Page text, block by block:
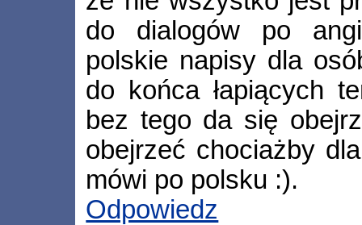
do dialogów po
polskie napisy dla
do końca łapiących
bez tego da się
obejrzeć chociażby
mówi po polsku :).
Odpowiedz